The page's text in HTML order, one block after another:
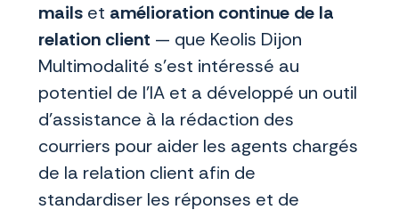
mailset amélioration continue de la
relation client — que Keolis Dijon
Multimodalité s’est intéressé au
potentiel de l’IA et a développé un outil
d’assistance à la rédaction des
courriers pour aider les agents chargés
de la relation client afin de
standardiser les réponses et de